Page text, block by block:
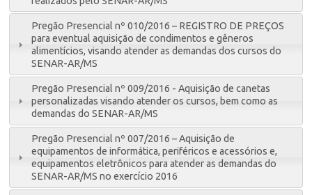
Pregão Presencial nº 010/2016 – REGISTRO DE PREÇOS
para eventual aquisição de condimentos e gêneros
alimentícios, visando atender as demandas dos cursos do
SENAR-AR/MS
Pregão Presencial nº 009/2016 - Aquisição de canetas
personalizadas visando atender os cursos, bem como as
demandas do SENAR-AR/MS
Pregão Presencial nº 007/2016 – Aquisição de
equipamentos de informática, periféricos e acessórios e,
equipamentos eletrônicos para atender as demandas do
SENAR-AR/MS no exercício 2016